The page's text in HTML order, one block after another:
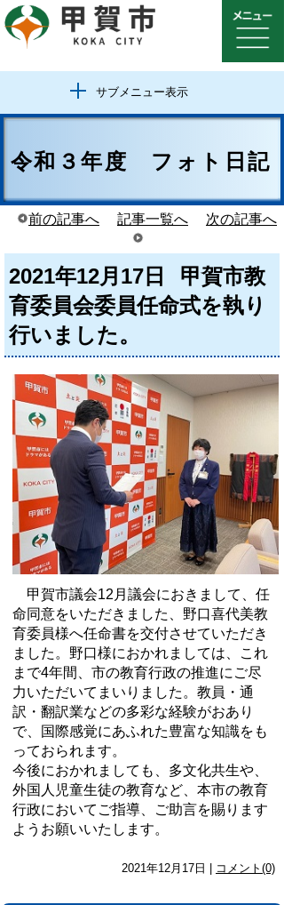
サブメニュー表示
令和３年度 フォト日記
前の記事へ 記事一覧へ 次の記事へ
2021年12月17日
甲賀市教
育委員会委員任命式を執り
行いました。
甲賀市議会12月議会におきまして、任
命同意をいただきました、野口喜代美教
育委員様へ任命書を交付させていただき
ました。野口様におかれましては、これ
まで4年間、市の教育行政の推進にご尽
力いただいてまいりました。教員・通
訳・翻訳業などの多彩な経験がおあり
で、国際感覚にあふれた豊富な知識をも
っておられます。
今後におかれましても、多文化共生や、
外国人児童生徒の教育など、本市の教育
行政においてご指導、ご助言を賜ります
ようお願いいたします。
2021年12月17日 | コメント(0)